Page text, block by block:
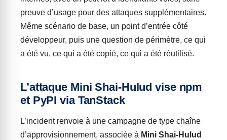
preuve d’usage pour des attaques supplémentaires.
Même scénario de base, un point d’entrée côté
développeur, puis une question de périmètre, ce qui
a été vu, ce qui a été copié, ce qui a été réutilisé.
L’attaque Mini Shai-Hulud vise npm
et PyPI via TanStack
L’incident renvoie à une campagne de type chaîne
d’approvisionnement, associée à Mini Shai-Hulud